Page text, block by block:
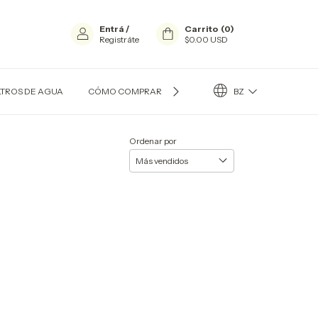
Entrá /
Registráte
Carrito (0)
$0.00 USD
DE AGUA CÓMO COMPRAR? CONTACTOBZ
Ordenar por